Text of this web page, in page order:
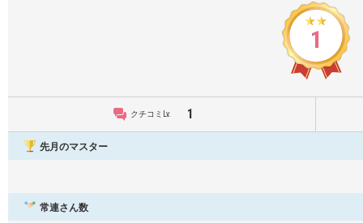
1
クチコミLv. 1
先月のマスター
常連さん数